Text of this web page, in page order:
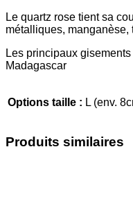
Le quartz rose tient sa
métalliques, manganèse,
Les principaux
Madagascar
Options taille : L (env.
Produits similaires